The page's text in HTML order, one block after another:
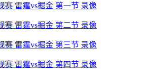
赛 雷霆vs掘金 第一节 录像
赛 雷霆vs掘金 第二节 录像
赛 雷霆vs掘金 第三节 录像
赛 雷霆vs掘金 第四节 录像